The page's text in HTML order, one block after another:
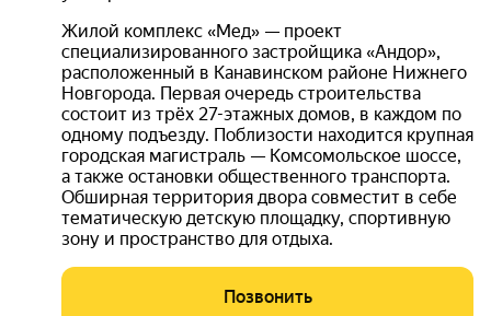
Жилой комплекс «Мед» — проект
специализированного застройщика «Андор»,
расположенный в Канавинском районе Нижнего
Новгорода. Первая очередь строительства
состоит из трёх 27-этажных домов, в каждом по
одному подъезду. Поблизости находится крупная
городская магистраль — Комсомольское шоссе,
а также остановки общественного транспорта.
Обширная территория двора совместит в себе
тематическую детскую площадку, спортивную
зону и пространство для отдыха.
Позвонить